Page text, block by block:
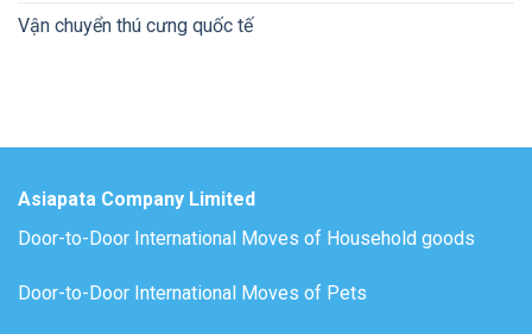
Vận chuyển thú cưng quốc tế
Asiapata Company Limited
Door-to-Door International Moves of Household goods
Door-to-Door International Moves of Pets